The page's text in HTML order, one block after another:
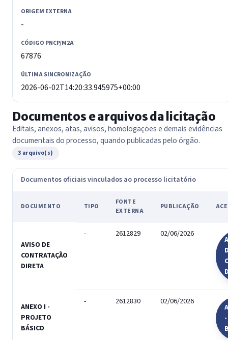
ORIGEM EXTERNA
-
CÓDIGO PNCP/M2A
67876
ÚLTIMA SINCRONIZAÇÃO
2026-06-02T14:20:33.945975+00:00
Documentos e arquivos da licitação
Editais, anexos, atas, avisos, homologações e demais evidências
documentais do processo, quando publicadas pelo órgão.
3 arquivo(s)
Documentos oficiais vinculados ao processo licitatório
DOCUMENTO TIPO
FONTE
EXTERNA
PUBLICAÇÃO
AVISO DE
CONTRATAÇÃO
DIRETA
- 2612829 02/06/2026
ANEXO I -
PROJETO
BÁSICO
- 2612830 02/06/2026